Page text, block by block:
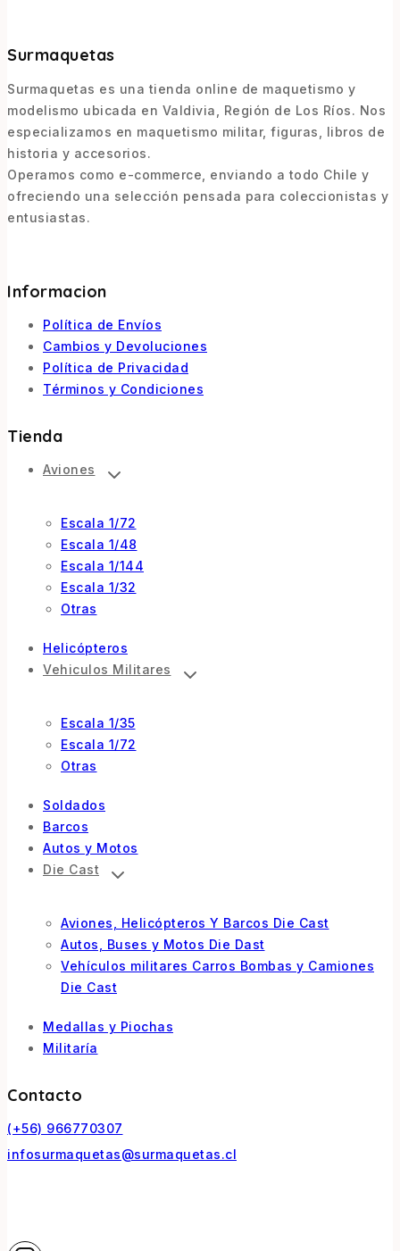
Surmaquetas
Surmaquetas es una tienda online de maquetismo y
modelismo ubicada en Valdivia, Región de Los Ríos. Nos
especializamos en maquetismo militar, figuras, libros de
historia y accesorios.
Operamos como e-commerce, enviando a todo Chile y
ofreciendo una selección pensada para coleccionistas y
entusiastas.
Informacion
Política de Envíos
Cambios y Devoluciones
Política de Privacidad
Términos y Condiciones
Tienda
Aviones
Escala 1/72
Escala 1/48
Escala 1/144
Escala 1/32
Otras
Helicópteros
Vehiculos Militares
Escala 1/35
Escala 1/72
Otras
Soldados
Barcos
Autos y Motos
Die Cast
Aviones, Helicópteros Y Barcos Die Cast
Autos, Buses y Motos Die Dast
Vehículos militares Carros Bombas y Camiones
Die Cast
Medallas y Piochas
Militaría
Contacto
(+56) 966770307
infosurmaquetas@surmaquetas.cl